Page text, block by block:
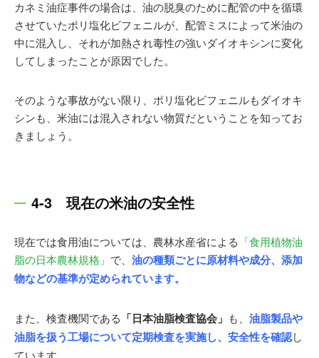
カネミ油症事件の場合は、油の脱臭のために配管の中を循環
させていたポリ塩化ビフェニルが、配管ミスによって米油の
中に混入し、それが加熱され毒性の強いダイオキシンに変化
してしまったことが原因でした。
そのような事故がない限り、ポリ塩化ビフェニルもダイオキ
シンも、米油には混入されない物質だということを知ってお
きましょう。
4-3 現在の米油の安全性
現在では食用油については、農林水産省による 「食用植物油
脂の日本農林規格」 で、 油の種類ごとに原材料や成分、添加
物などの基準が定められています。
また、検査機関である 「日本油脂検査協会」 も、 油脂製品や
油脂を扱う工場について定期検査を実施し、安全性を確認し